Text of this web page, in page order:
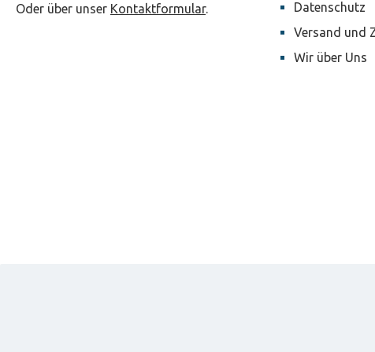
Oder über unser Kontaktformular.
Datenschutz
Versand und
Wir über Uns